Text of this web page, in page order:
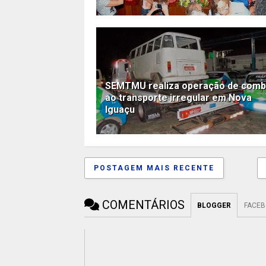
SEMTMU realiza operação de
ao transporte irregular em Nova
Iguaçu
POSTAGEM MAIS RECENTE
COMENTÁRIOS BLOGGER